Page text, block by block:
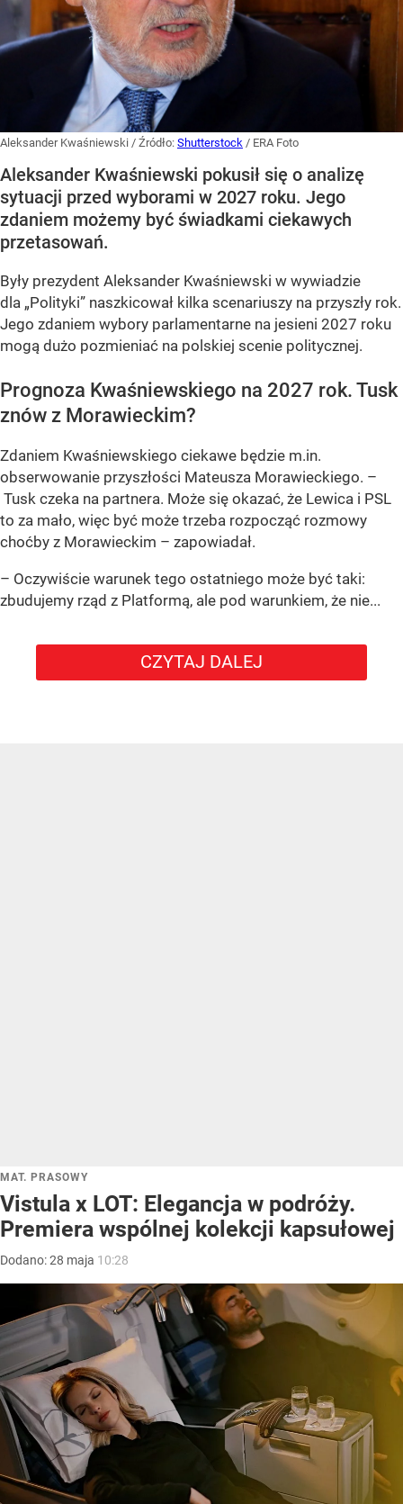
Aleksander Kwaśniewski / Źródło: Shutterstock / ERA Foto
Aleksander Kwaśniewski pokusił się o analizę
sytuacji przed wyborami w 2027 roku. Jego
zdaniem możemy być świadkami ciekawych
przetasowań.
Były prezydent Aleksander Kwaśniewski w wywiadzie
dla „Polityki” naszkicował kilka scenariuszy na przyszły rok.
Jego zdaniem wybory parlamentarne na jesieni 2027 roku
mogą dużo pozmieniać na polskiej scenie politycznej.
Prognoza Kwaśniewskiego na 2027 rok. Tusk
znów z Morawieckim?
Zdaniem Kwaśniewskiego ciekawe będzie m.in.
obserwowanie przyszłości Mateusza Morawieckiego. –
Tusk czeka na partnera. Może się okazać, że Lewica i PSL
to za mało, więc być może trzeba rozpocząć rozmowy
choćby z Morawieckim – zapowiadał.
– Oczywiście warunek tego ostatniego może być taki:
zbudujemy rząd z Platformą, ale pod warunkiem, że nie...
CZYTAJ DALEJ
MAT. PRASOWY
Vistula x LOT: Elegancja w podróży.
Premiera wspólnej kolekcji kapsułowej
Dodano:28 maja 10:28